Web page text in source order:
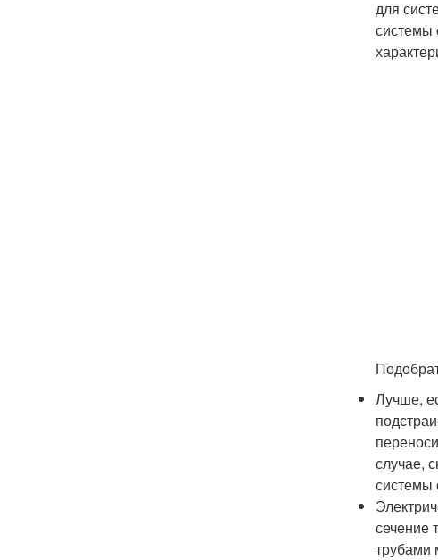
для
системы
Лучше,
случае,
системы
сечение
трубами